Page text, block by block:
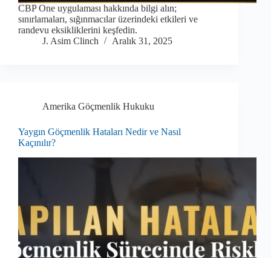
CBP One uygulaması hakkında bilgi alın;
sınırlamaları, sığınmacılar üzerindeki etkileri ve
randevu eksikliklerini keşfedin.
J. Asim Clinch
Aralık 31, 2025
Amerika Göçmenlik Hukuku
Yaygın Göçmenlik Hataları Nedir ve Nasıl
Kaçınılır?